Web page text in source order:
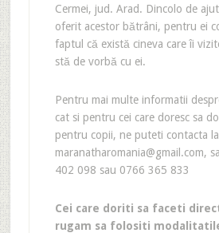
Cermei, jud. Arad. Dincolo de
oferit acestor bătrâni, pentru ei
faptul că există cineva care îi
stă de vorbă cu ei.
Pentru mai multe informatii
cat si pentru cei care doresc sa
pentru copii, ne puteti contacta
maranatharomania@gmail.com,
402 098 sau 0766 365 833
Cei care doriti sa faceti
rugam sa folositi